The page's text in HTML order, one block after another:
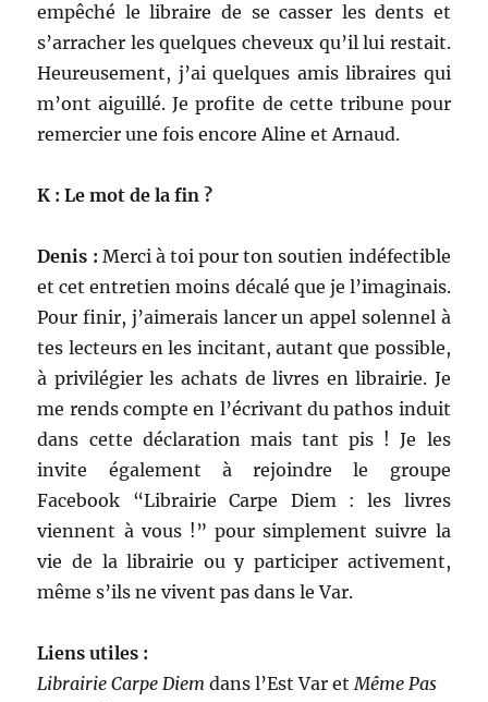
empêché le libraire de se casser les dents et
s’arracher les quelques cheveux qu’il lui restait.
Heureusement, j’ai quelques amis libraires qui
m’ont aiguillé. Je profite de cette tribune pour
remercier une fois encore Aline et Arnaud.
K : Le mot de la fin ?
Denis : Merci à toi pour ton soutien indéfectible
et cet entretien moins décalé que je l’imaginais.
Pour finir, j’aimerais lancer un appel solennel à
tes lecteurs en les incitant, autant que possible,
à privilégier les achats de livres en librairie. Je
me rends compte en l’écrivant du pathos induit
dans cette déclaration mais tant pis ! Je les
invite également à rejoindre le groupe
Facebook “Librairie Carpe Diem : les livres
viennent à vous !” pour simplement suivre la
vie de la librairie ou y participer activement,
même s’ils ne vivent pas dans le Var.
Liens utiles :
Librairie Carpe Diemdans l’Est Var etMême Pas